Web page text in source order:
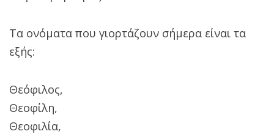
Τα ονόματα που γιορτάζουν σήμερα είναι τα
εξής:
Θεόφιλος,
Θεοφίλη,
Θεοφιλία,